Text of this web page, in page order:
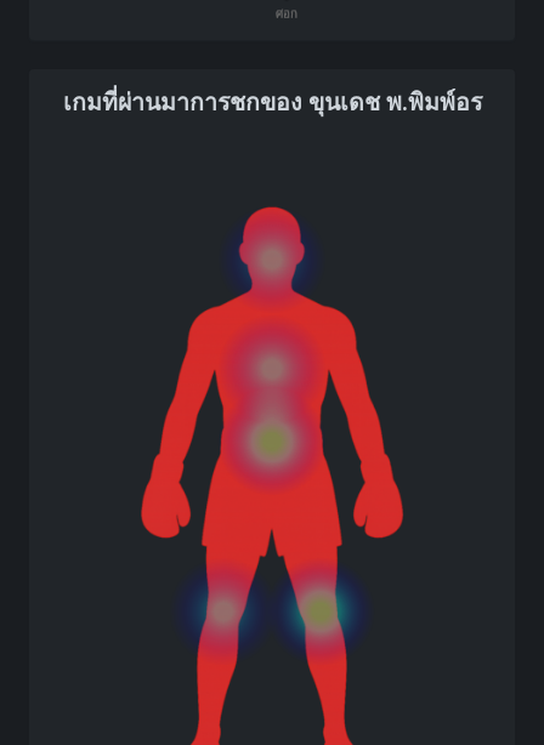
เกมที่ผ่านมาการชกของ ขุนเดช พ.พิมพ์อร